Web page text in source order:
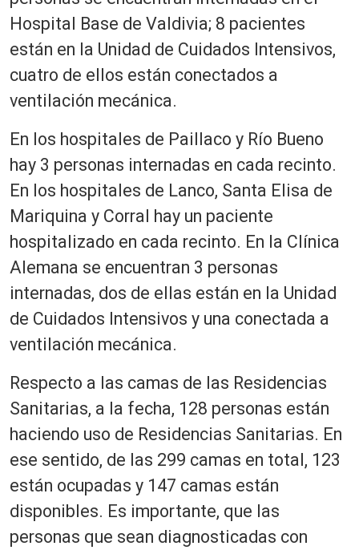
Hospital Base de Valdivia; 8 pacientes
están en la Unidad de Cuidados Intensivos,
cuatro de ellos están conectados a
ventilación mecánica.
En los hospitales de Paillaco y Río Bueno
hay 3 personas internadas en cada recinto.
En los hospitales de Lanco, Santa Elisa de
Mariquina y Corral hay un paciente
hospitalizado en cada recinto. En la Clínica
Alemana se encuentran 3 personas
internadas, dos de ellas están en la Unidad
de Cuidados Intensivos y una conectada a
ventilación mecánica.
Respecto a las camas de las Residencias
Sanitarias, a la fecha, 128 personas están
haciendo uso de Residencias Sanitarias. En
ese sentido, de las 299 camas en total, 123
están ocupadas y 147 camas están
disponibles. Es importante, que las
personas que sean diagnosticadas con